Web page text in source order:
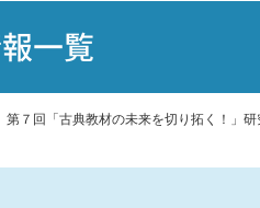
一覧
第７回「古典教材の未来を切り拓く！」